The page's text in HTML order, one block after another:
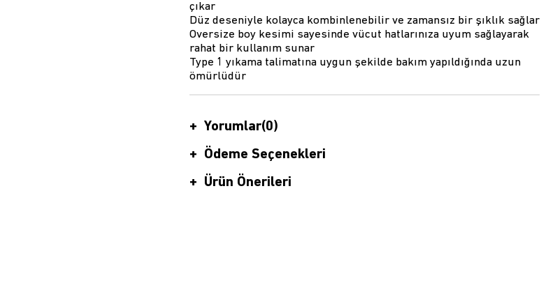
çıkar
Düz deseniyle kolayca kombinlenebilir ve zamansız bir şıklık sağlar
Oversize boy kesimi sayesinde vücut hatlarınıza uyum sağlayarak
rahat bir kullanım sunar
Type 1 yıkama talimatına uygun şekilde bakım yapıldığında uzun
ömürlüdür
Yorumlar(0)
Ödeme Seçenekleri
Ürün Önerileri